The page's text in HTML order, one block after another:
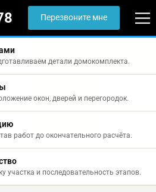
Перезвоните мне
детали домокомплекта.
окон, дверей и перегородок.
работ до окончательного расчёта.
участка и последовательность этапов.